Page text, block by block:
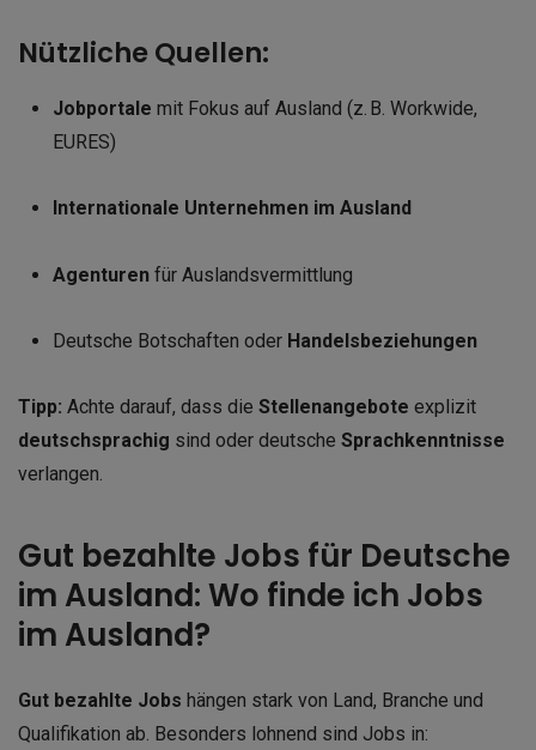
Nützliche Quellen:
Jobportale mit Fokus auf Ausland (z. B. Workwide,
EURES)
Internationale Unternehmen im Ausland
Agenturenfür Auslandsvermittlung
Deutsche Botschaften oder Handelsbeziehungen
Tipp: Achte darauf, dass die Stellenangebote explizit
deutschsprachig sind oder deutsche Sprachkenntnisse
verlangen.
Gut bezahlte Jobs für Deutsche
im Ausland: Wo finde ich Jobs
im Ausland?
Gut bezahlte Jobs hängen stark von Land, Branche und
Qualifikation ab. Besonders lohnend sind Jobs in: